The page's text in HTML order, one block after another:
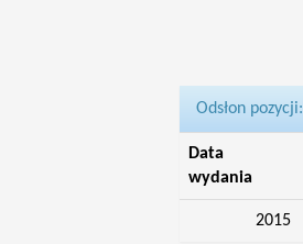
Odsłon pozycji:
Data
wydania
2015